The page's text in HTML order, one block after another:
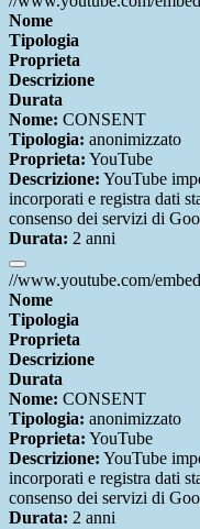
Nome
Tipologia
Proprieta
Descrizione
Durata
Nome: CONSENT
Tipologia: anonimizzato
Proprieta: YouTube
Descrizione: YouTube
incorporati e registra dati
consenso dei servizi di
Durata: 2 anni
//www.youtube.com/
Nome
Tipologia
Proprieta
Descrizione
Durata
Nome: CONSENT
Tipologia: anonimizzato
Proprieta: YouTube
Descrizione: YouTube
incorporati e registra dati
consenso dei servizi di
Durata: 2 anni